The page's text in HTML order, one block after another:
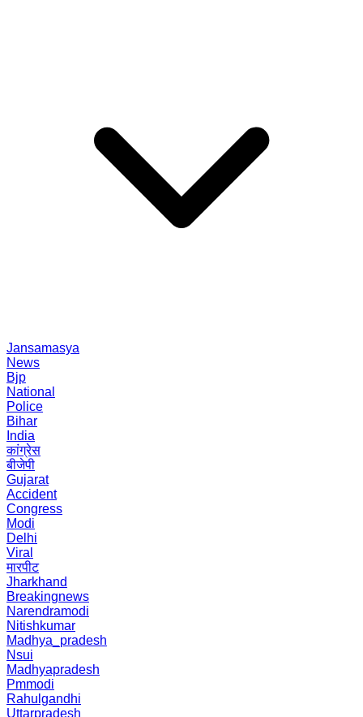
Jansamasya
News
Bjp
National
Police
Bihar
India
कांग्रेस
बीजेपी
Gujarat
Accident
Congress
Modi
Delhi
Viral
मारपीट
Jharkhand
Breakingnews
Narendramodi
Nitishkumar
Madhya_pradesh
Nsui
Madhyapradesh
Pmmodi
Rahulgandhi
Uttarpradesh